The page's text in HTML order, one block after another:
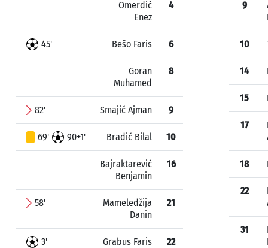
Omerdić
Enez
4
45' Bešo Faris 6
Goran
Muhamed
8
82' Smajić Ajman 9
69' 90+1' Bradić Bilal 10
Bajraktarević
Benjamin
16
58'
Mameledžija
Danin
21
3' Grabus Faris 22
9
10
14
15
17
18
22
31